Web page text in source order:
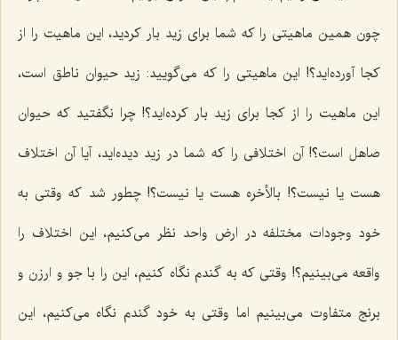
چون همین ماهیتی را که شما برای زید بار کردید، این ماهیت را از
کجا آورده‌اید؟! این ماهیتی را که می‌گویید: زید حیوان ناطق است،
این ماهیت را از کجا برای زید بار کرده‌اید؟! چرا نگفتید که حیوان
صاهل است؟! آن اختلافی را که شما در زید دیده‌اید، آیا آن اختلاف
هست یا نیست؟! بالأخره هست یا نیست؟! چطور شد که وقتی به
خود وجودات مختلفه در ارض واحد نظر می‌کنیم، این اختلاف را
واقعه می‌بینیم؟! وقتی که به گندم نگاه کنیم، این را با جو و ارزن و
برنج متفاوت می‌بینیم اما وقتی به خود گندم نگاه می‌کنیم، این